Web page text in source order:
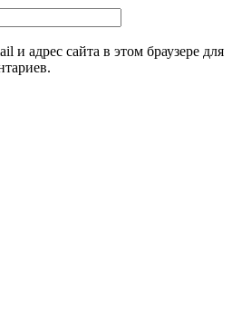
и адрес сайта в этом браузере для